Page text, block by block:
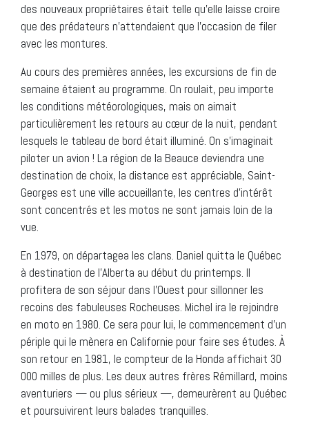
des nouveaux propriétaires était telle qu’elle laisse croire
que des prédateurs n’attendaient que l’occasion de filer
avec les montures.
Au cours des premières années, les excursions de fin de
semaine étaient au programme. On roulait, peu importe
les conditions météorologiques, mais on aimait
particulièrement les retours au cœur de la nuit, pendant
lesquels le tableau de bord était illuminé. On s’imaginait
piloter un avion ! La région de la Beauce deviendra une
destination de choix, la distance est appréciable, Saint-
Georges est une ville accueillante, les centres d’intérêt
sont concentrés et les motos ne sont jamais loin de la
vue.
En 1979, on départagea les clans. Daniel quitta le Québec
à destination de l’Alberta au début du printemps. Il
profitera de son séjour dans l’Ouest pour sillonner les
recoins des fabuleuses Rocheuses. Michel ira le rejoindre
en moto en 1980. Ce sera pour lui, le commencement d’un
périple qui le mènera en Californie pour faire ses études. À
son retour en 1981, le compteur de la Honda affichait 30
000 milles de plus. Les deux autres frères Rémillard, moins
aventuriers — ou plus sérieux —, demeurèrent au Québec
et poursuivirent leurs balades tranquilles.